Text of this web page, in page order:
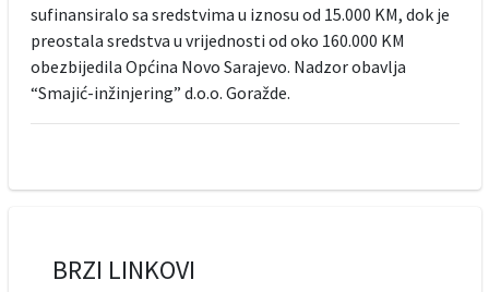
sufinansiralo sa sredstvima u iznosu od 15.000 KM, dok je
preostala sredstva u vrijednosti od oko 160.000 KM
obezbijedila Općina Novo Sarajevo. Nadzor obavlja
“Smajić-inžinjering” d.o.o. Goražde.
BRZI LINKOVI